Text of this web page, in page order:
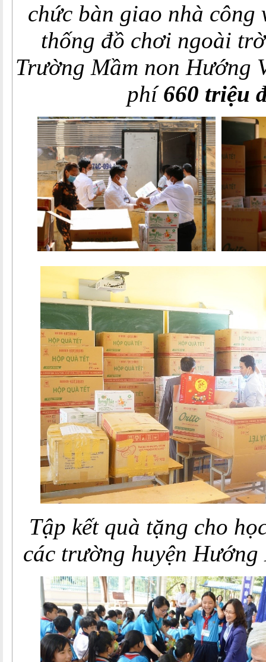
chức bàn giao nhà công
thống đồ chơi ngoài
Trường Mầm non Hướng
phí660 triệu
Tập kết quà tặng cho
các trường huyện